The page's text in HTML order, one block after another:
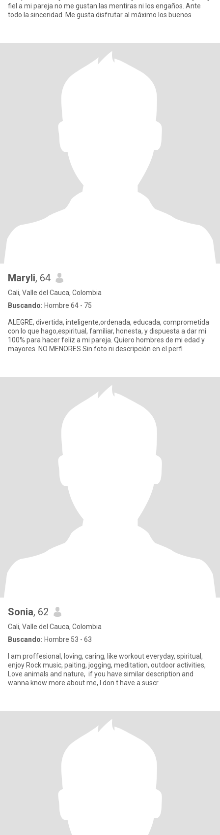
fiel a mi pareja no me gustan las mentiras ni los engaños. Ante
todo la sinceridad. Me gusta disfrutar al máximo los buenos
Maryli, 64
Cali, Valle del Cauca, Colombia
Buscando: Hombre 64 - 75
ALEGRE, divertida, inteligente,ordenada, educada, comprometida
con lo que hago,espiritual, familiar, honesta, y dispuesta a dar mi
100% para hacer feliz a mi pareja. Quiero hombres de mi edad y
mayores. NO MENORES Sin foto ni descripción en el perfi
Sonia, 62
Cali, Valle del Cauca, Colombia
Buscando: Hombre 53 - 63
I am proffesional, loving, caring, like workout everyday, spiritual,
enjoy Rock music, paiting, jogging, meditation, outdoor activities,
Love animals and nature, if you have similar description and
wanna know more about me, I don t have a suscr